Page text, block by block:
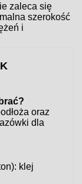
zaleca się
szerokość
i
oraz
dla
klej